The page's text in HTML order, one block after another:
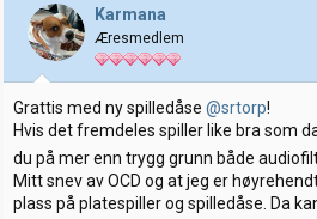
r
:
Karmana
Æresmedlem
Grattis med ny spilledåse @srtorp!
Hvis det fremdeles spiller like bra som
du på mer enn trygg grunn både
Mitt snev av OCD og at jeg er
plass på platespiller og spilledåse. Da